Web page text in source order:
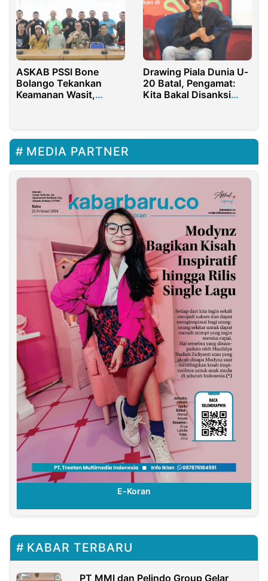
ASKAB PSSI Bone
Bolango Tekankan
Keamanan Wasit,
Drawing Piala Dunia U-
20 Batal, Pengamat:
Kita Bakal Disanksi
MEDIA PARTNER
E-Koran
KABAR TERBARU
PT MMI dan Pelindo Group Gelar